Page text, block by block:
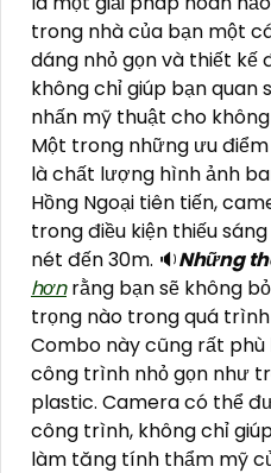
trong nhà của bạn một
dáng nhỏ gọn và thiết kế
không chỉ giúp bạn quan
nhấn mỹ thuật cho
Một trong những ưu
là chất lượng hình ảnh
Hồng Ngoại tiên tiến,
trong điều kiện thiếu
nét đến 30m. 🔉Những
hơnrằng bạn sẽ không
trọng nào trong quá
Combo này cũng rất
công trình nhỏ gọn như
plastic. Camera có thể
công trình, không chỉ
làm tăng tính thẩm mỹ